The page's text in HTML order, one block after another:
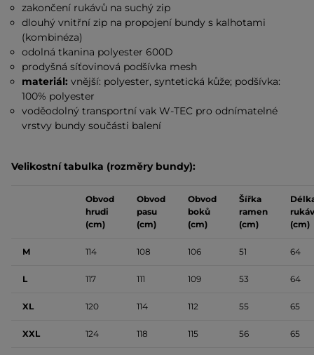
zakončení rukávů na suchý zip
dlouhý vnitřní zip na propojení bundy s kalhotami
(kombinéza)
odolná tkanina polyester 600D
prodyšná síťovinová podšívka mesh
materiál:vnější: polyester, syntetická kůže; podšívka:
100% polyester
voděodolný transportní vak W-TEC pro odnímatelné
vrstvy bundy součásti balení
Velikostní tabulka (rozměry bundy):
Obvod
hrudi
(cm)
Obvod
pasu
(cm)
Obvod
boků
(cm)
Šířka
ramen
(cm)
(cm)
M 114 108 106 51 64
L 117 111 109 53 64
XL 120 114 112 55 65
XXL 124 118 115 56 65